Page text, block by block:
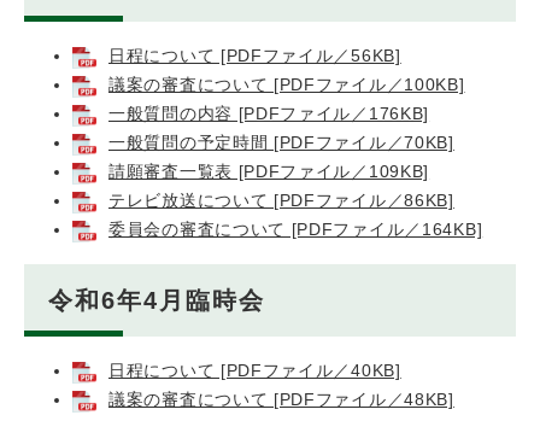
日程について [PDFファイル／56KB]
議案の審査について [PDFファイル／100KB]
一般質問の内容 [PDFファイル／176KB]
一般質問の予定時間 [PDFファイル／70KB]
請願審査一覧表 [PDFファイル／109KB]
テレビ放送について [PDFファイル／86KB]
委員会の審査について [PDFファイル／164KB]
令和6年4月臨時会
日程について [PDFファイル／40KB]
議案の審査について [PDFファイル／48KB]